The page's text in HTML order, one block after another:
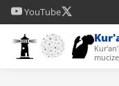
YouTube